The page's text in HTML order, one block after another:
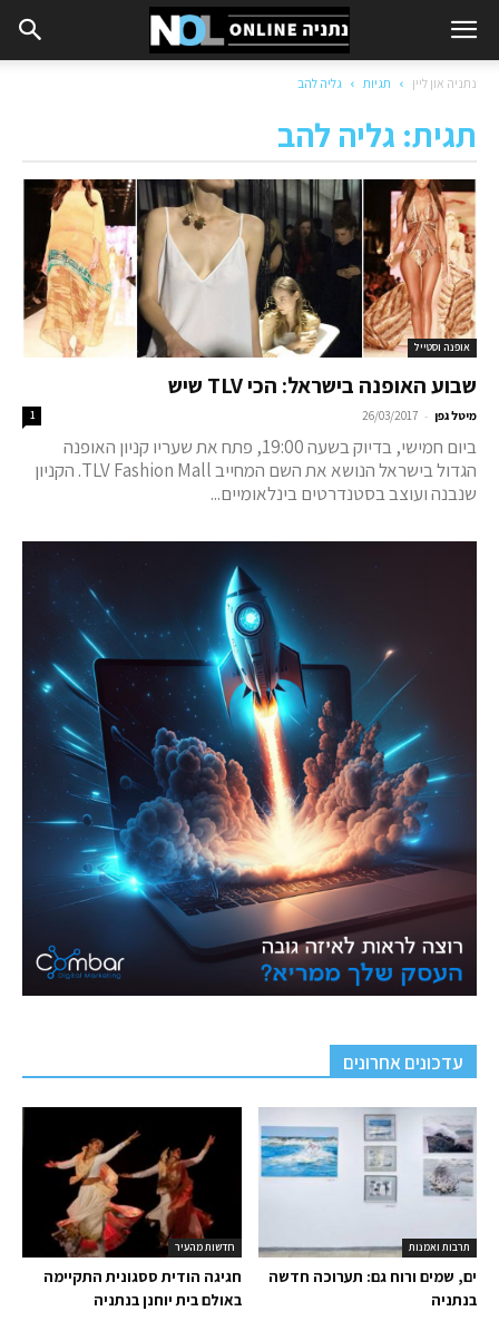
נתניה און ליין תגיות גליה להב
תגית: גליה להב
אופנה וסטייל
שבוע האופנה בישראל: הכי TLV שיש
מיטל גפן -
26/03/2017
1
ביום חמישי, בדיוק בשעה 19:00, פתח את שעריו קניון האופנה
הגדול בישראל הנושא את השם המחייב TLV Fashion Mall. הקניון
שנבנה ועוצב בסטנדרטים בינלאומיים...
עדכונים אחרונים
חדשות מהעיר
חגיגה הודית ססגונית התקיימה
באולם בית יוחנן בנתניה
תרבות ואמנות
ים, שמים ורוח גם: תערוכה חדשה
בנתניה